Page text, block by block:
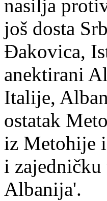
nasilja
još dosta
Đakovica,
anektirani
Italije,
ostatak
iz Metohije
i
Albanija'.